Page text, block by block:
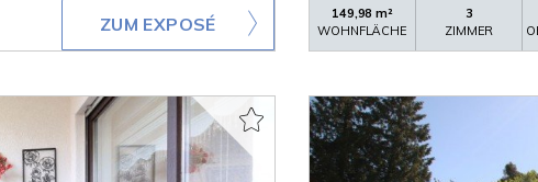
ZUM EXPOSÉ
149,98 m²
WOHNFLÄCHE
3
ZIMMER